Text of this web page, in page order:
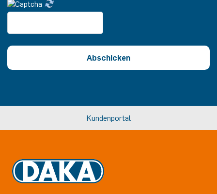
Abschicken
Kundenportal